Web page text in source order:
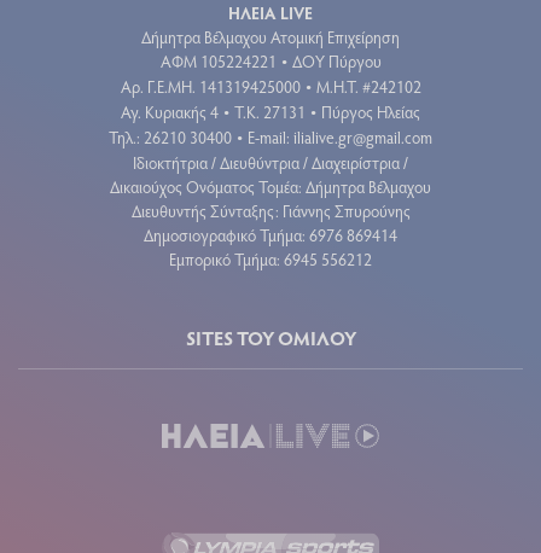
ΗΛΕΙΑ LIVE
Δήμητρα Βέλμαχου Ατομική Επιχείρηση
ΑΦΜ 105224221 • ΔΟΥ Πύργου
Aρ. Γ.Ε.ΜΗ. 141319425000 • Μ.Η.Τ. #242102
Αγ. Κυριακής 4 • Τ.Κ. 27131 • Πύργος Ηλείας
Τηλ.: 26210 30400 • E-mail: ilialive.gr@gmail.com
Ιδιοκτήτρια / Διευθύντρια / Διαχειρίστρια /
Δικαιούχος Ονόματος Τομέα: Δήμητρα Βέλμαχου
Διευθυντής Σύνταξης: Γιάννης Σπυρούνης
Δημοσιογραφικό Τμήμα: 6976 869414
Εμπορικό Τμήμα: 6945 556212
SITES ΤΟΥ ΟΜΙΛΟΥ